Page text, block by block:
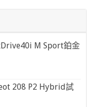
M Sport鉑金
208 P2 Hybrid試